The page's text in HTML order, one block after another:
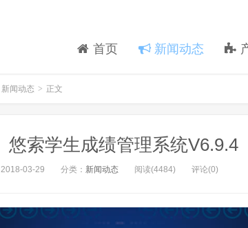
首页 新闻动态
新闻动态 > 正文
悠索学生成绩管理系统V6.9.4
2018-03-29 分类： 新闻动态 阅读(4484) 评论(0)